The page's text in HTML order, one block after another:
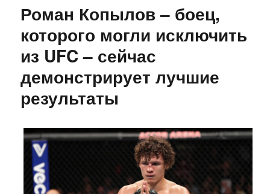
Роман Копылов – боец,
которого могли исключить
из UFC – сейчас
демонстрирует лучшие
результаты